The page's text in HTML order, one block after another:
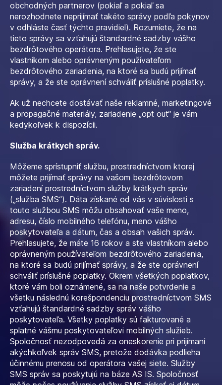
obchodných partnerov (pokiaľ a pokiaľ sa
nerozhodnete neprijímať takéto správy podľa pokynov
v odhláste časť týchto pravidiel). Rozumiete, že na
tieto správy sa vzťahujú štandardné sadzby vášho
bezdrôtového operátora. Prehlasujete, že ste
vlastníkom alebo oprávneným používateľom
bezdrôtového zariadenia, na ktoré sa budú prijímať
správy, a že ste oprávnení schváliť príslušné poplatky.
Ak už nechcete dostávať naše reklamné, marketingové
a propagačné materiály, zariadenie „opt out“ je vám
kedykoľvek k dispozícii.
Služba krátkych správ.
Môžeme sprístupniť službu, prostredníctvom ktorej
môžete prijímať správy na vašom bezdrôtovom
zariadení prostredníctvom služby krátkych správ
(„služba SMS“). Dáta získané od vás v súvislosti s
touto službou SMS môžu obsahovať vaše meno,
adresu, číslo mobilného telefónu, meno vášho
poskytovateľa a dátum, čas a obsah vašich správ.
Prehlasujete, že máte 16 rokov a ste vlastníkom alebo
oprávneným používateľom bezdrôtového zariadenia,
na ktoré sa budú prijímať správy, a že ste oprávnení
schváliť príslušné poplatky. Okrem všetkých poplatkov,
ktoré vám boli oznámené, sa na naše potvrdenie a
všetku následnú korešpondenciu prostredníctvom SMS
vzťahujú štandardné sadzby správ vášho
poskytovateľa. Všetky poplatky sú fakturované a
splatné vášmu poskytovateľovi mobilných služieb.
Spoločnosť nezodpovedá za oneskorenie pri prijímaní
akýchkoľvek správ SMS, pretože dodávka podlieha
účinnému prenosu od operátora vašej siete. Služby
SMS správ sa poskytujú na báze AS IS. Spoločnosť